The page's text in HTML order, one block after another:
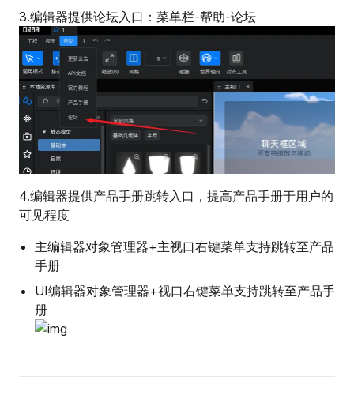
3.编辑器提供论坛入口：菜单栏-帮助-论坛
4.编辑器提供产品手册跳转入口，提高产品手册于用户的
可见程度
主编辑器对象管理器+主视口右键菜单支持跳转至产品
手册
UI编辑器对象管理器+视口右键菜单支持跳转至产品手
册